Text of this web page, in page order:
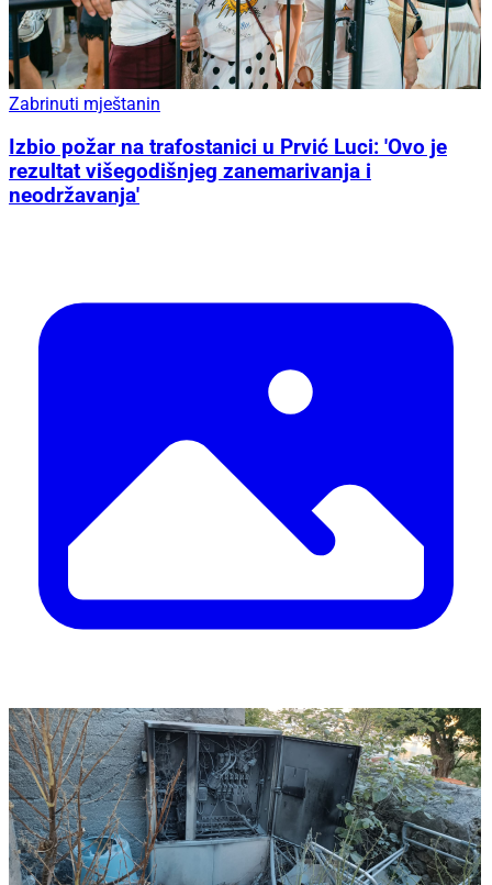
Zabrinuti mještanin
Izbio požar na trafostanici u Prvić Luci: 'Ovo je
rezultat višegodišnjeg zanemarivanja i
neodržavanja'